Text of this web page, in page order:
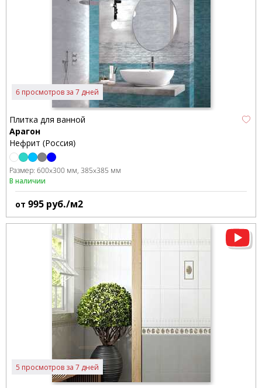
6 просмотров за 7 дней
Плитка для ванной
Арагон
Нефрит (Россия)
Размер: 600x300 мм 385x385 мм
В наличии
от 995 руб./м2
5 просмотров за 7 дней